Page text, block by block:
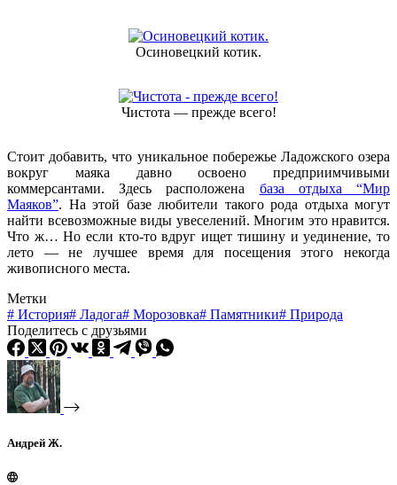
Осиновецкий котик.
Чистота — прежде всего!
Стоит добавить, что уникальное побережье Ладожского озера
вокруг маяка давно освоено предприимчивыми
коммерсантами. Здесь расположена база отдыха “Мир
Маяков”. На этой базе любители такого рода отдыха могут
найти всевозможные виды увеселений. Многим это нравится.
Что ж… Но если кто-то вдруг ищет тишину и уединение, то
лето — не лучшее время для посещения этого некогда
живописного места.
Метки
# История# Ладога# Морозовка# Памятники# Природа
Поделитесь с друзьями
Андрей Ж.